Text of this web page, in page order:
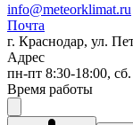
info@meteorklimat.ru
Почта
г. Краснодар, ул.
Адрес
пн-пт 8:30-18:00,
Время работы